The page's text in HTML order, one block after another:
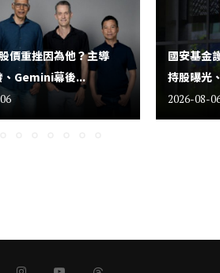
價重挫因為他？主導
、Gemini幕後...
國安基金
持股曝光
2026-08-